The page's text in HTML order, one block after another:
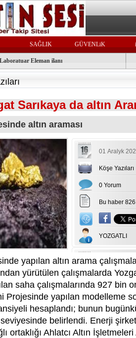
SAĞLIK GÜVENLiK
Eleman ilanı
Sarıkaya da altın
altın araması
01 Aralyk
Köşe Yazıları
0 Yorum
Bu haber
YOZGATLI
yapılan altın arama
yürütülen çalışmalarda
saha çalışmalarında 927 bin
Projesinde yapılan modelleme
hesaplandı; bunun
belirlendi. Enerji
ortaklığı Ahlatcı Altın